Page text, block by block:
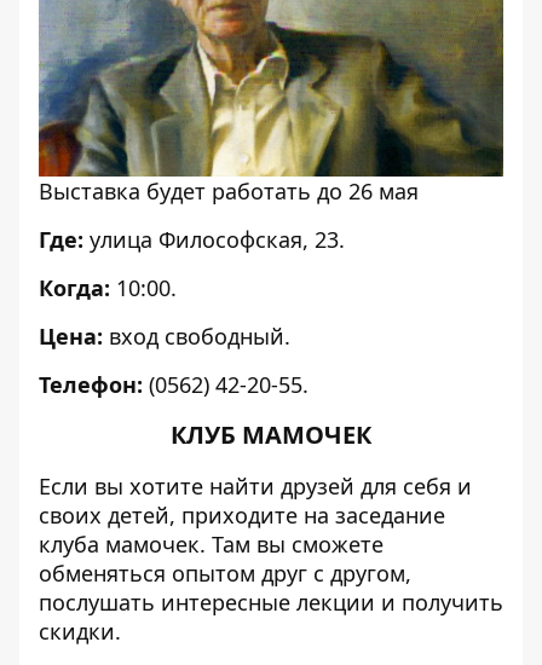
Выставка будет работать до 26 мая
Где: улица Философская, 23.
Когда: 10:00.
Цена: вход свободный.
Телефон: (0562) 42-20-55.
КЛУБ МАМОЧЕК
Если вы хотите найти друзей для себя и
своих детей, приходите на заседание
клуба мамочек. Там вы сможете
обменяться опытом друг с другом,
послушать интересные лекции и получить
скидки.